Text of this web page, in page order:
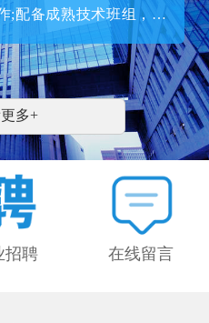
;配备成熟技术班组，负
制、成品生产;自有专业
后服务网络覆盖全国;标
提供完整售前、售中、
优化生产技术，依托 BI
具加工及多款数控生产
、产品......
多+
招聘 在线留言